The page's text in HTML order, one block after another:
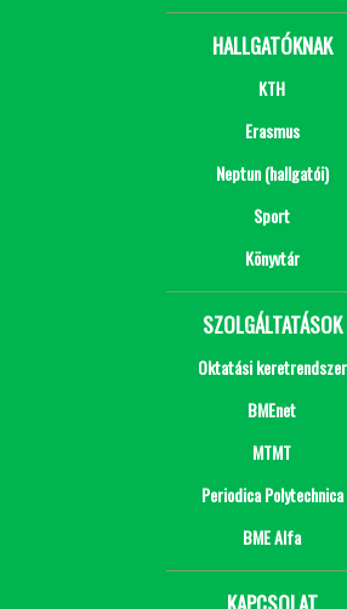
HALLGATÓKNAK
KTH
Erasmus
Neptun (hallgatói)
Sport
Könyvtár
SZOLGÁLTATÁSOK
Oktatási keretrendszer
BMEnet
MTMT
Periodica Polytechnica
BME Alfa